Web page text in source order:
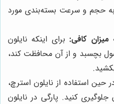
حجم و سرعت بسته‌بندی مورد
کافی: برای اینکه نایلون
بچسبد و از آن محافظت کند،
حین استفاده از نایلون استرچ،
جلوگیری کنید. پارگی در نایلون